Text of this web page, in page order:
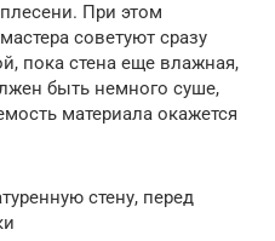
При этом
советуют сразу
пока стена еще влажная,
быть немного суше,
материала окажется
стену, перед